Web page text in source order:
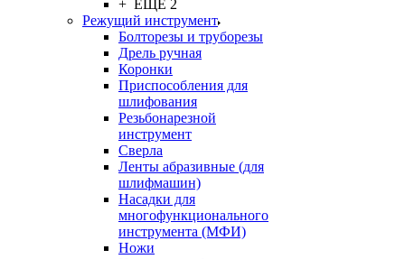
+ ЕЩЕ 2
Режущий инструмент
Болторезы и труборезы
Дрель ручная
Коронки
Приспособления для
шлифования
Резьбонарезной
инструмент
Сверла
Ленты абразивные (для
шлифмашин)
Насадки для
многофункционального
инструмента (МФИ)
Ножи